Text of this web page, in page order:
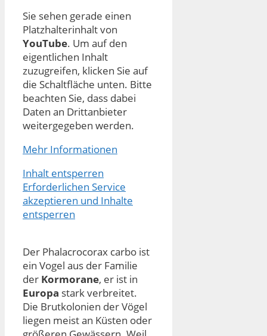
Sie sehen gerade einen
Platzhalterinhalt von
YouTube. Um auf den
eigentlichen Inhalt
zuzugreifen, klicken Sie auf
die Schaltfläche unten. Bitte
beachten Sie, dass dabei
Daten an Drittanbieter
weitergegeben werden.
Mehr Informationen
Inhalt entsperren
Erforderlichen Service
akzeptieren und Inhalte
entsperren
Der Phalacrocorax carbo ist
ein Vogel aus der Familie
der Kormorane, er ist in
Europa stark verbreitet.
Die Brutkolonien der Vögel
liegen meist an Küsten oder